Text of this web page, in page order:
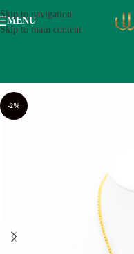
Skip to navigation
Skip to main content
MENU
-2%